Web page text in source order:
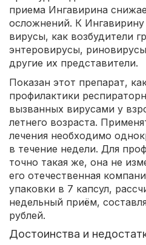
приема Ингавирина
осложнений. К Ингавирину
вирусы, как возбудители
энтеровирусы,
другие их представители.
Показан этот препарат,
профилактики
вызванных вирусами у
летнего возраста.
лечения необходимо
в течение недели. Для
точно такая же, она не
его отечественная
упаковки в 7 капсул,
недельный приём,
рублей.
Достоинства и